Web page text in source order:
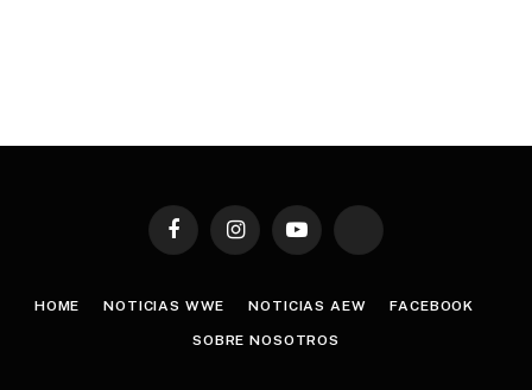
FacebookInstagramYouTube TikTok
HOME NOTICIAS WWE NOTICIAS AEW FACEBOOK
SOBRE NOSOTROS